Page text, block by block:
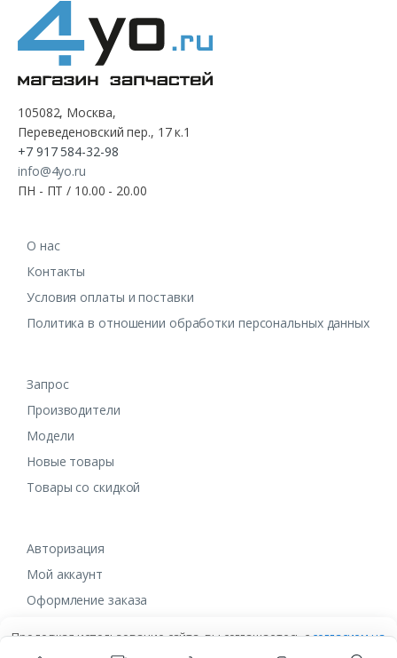
105082, Москва,
Переведеновский пер., 17 к.1
+7 917 584-32-98
info@4yo.ru
ПН - ПТ / 10.00 - 20.00
О нас
Контакты
Условия оплаты и поставки
Политика в отношении обработки персональных данных
Запрос
Производители
Модели
Новые товары
Товары со скидкой
Авторизация
Мой аккаунт
Оформление заказа
Продолжая использование сайта, вы соглашаетесь ссогласием на